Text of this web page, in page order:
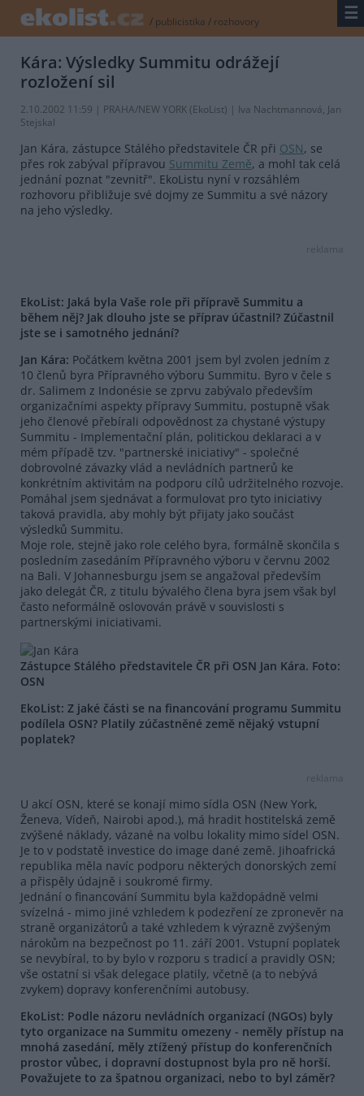
/ publicistika / rozhovory ☰
Kára: Výsledky Summitu odrážejí
rozložení sil
2.10.2002 11:59 | PRAHA/NEW YORK (EkoList) | Iva Nachtmannová, Jan
Stejskal
Jan Kára, zástupce Stálého představitele ČR při OSN, se
přes rok zabýval přípravou Summitu Země, a mohl tak celá
jednání poznat "zevnitř". EkoListu nyní v rozsáhlém
rozhovoru přibližuje své dojmy ze Summitu a své názory
na jeho výsledky.
reklama
EkoList: Jaká byla Vaše role při přípravě Summitu a
během něj? Jak dlouho jste se příprav účastnil? Zúčastnil
jste se i samotného jednání?
Jan Kára: Počátkem května 2001 jsem byl zvolen jedním z
10 členů byra Přípravného výboru Summitu. Byro v čele s
dr. Salimem z Indonésie se zprvu zabývalo především
organizačními aspekty přípravy Summitu, postupně však
jeho členové přebírali odpovědnost za chystané výstupy
Summitu - Implementační plán, politickou deklaraci a v
mém případě tzv. "partnerské iniciativy" - společné
dobrovolné závazky vlád a nevládních partnerů ke
konkrétním aktivitám na podporu cílů udržitelného rozvoje.
Pomáhal jsem sjednávat a formulovat pro tyto iniciativy
taková pravidla, aby mohly být přijaty jako součást
výsledků Summitu.
Moje role, stejně jako role celého byra, formálně skončila s
posledním zasedáním Přípravného výboru v červnu 2002
na Bali. V Johannesburgu jsem se angažoval především
jako delegát ČR, z titulu bývalého člena byra jsem však byl
často neformálně oslovován právě v souvislosti s
partnerskými iniciativami.
Zástupce Stálého představitele ČR při OSN Jan Kára. Foto:
OSN
EkoList: Z jaké části se na financování programu Summitu
podílela OSN? Platily zúčastněné země nějaký vstupní
poplatek?
reklama
U akcí OSN, které se konají mimo sídla OSN (New York,
Ženeva, Vídeň, Nairobi apod.), má hradit hostitelská země
zvýšené náklady, vázané na volbu lokality mimo sídel OSN.
Je to v podstatě investice do image dané země. Jihoafrická
republika měla navíc podporu některých donorských zemí
a přispěly údajně i soukromé firmy.
Jednání o financování Summitu byla každopádně velmi
svízelná - mimo jiné vzhledem k podezření ze zpronevěr na
straně organizátorů a také vzhledem k výrazně zvýšeným
nárokům na bezpečnost po 11. září 2001. Vstupní poplatek
se nevybíral, to by bylo v rozporu s tradicí a pravidly OSN;
vše ostatní si však delegace platily, včetně (a to nebývá
zvykem) dopravy konferenčními autobusy.
EkoList: Podle názoru nevládních organizací (NGOs) byly
tyto organizace na Summitu omezeny - neměly přístup na
mnohá zasedání, měly ztížený přístup do konferenčních
prostor vůbec, i dopravní dostupnost byla pro ně horší.
Považujete to za špatnou organizaci, nebo to byl záměr?